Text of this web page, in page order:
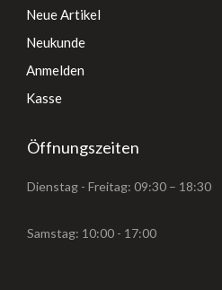
Neue Artikel
Neukunde
Anmelden
Kasse
Öffnungszeiten
Dienstag - Freitag: 09:30 – 18:30
Samstag: 10:00 - 17:00